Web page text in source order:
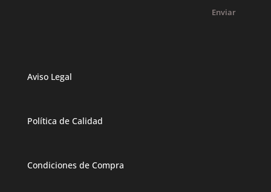
Enviar
Aviso Legal
Política de Calidad
Condiciones de Compra